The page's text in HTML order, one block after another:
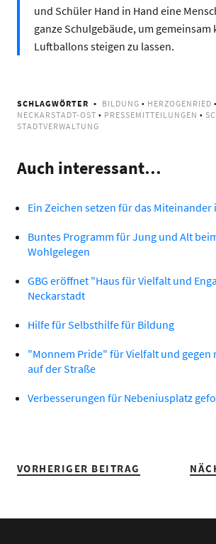
und Schüler Hand in Hand eine
ganze Schulgebäude, um
Luftballons steigen zu lassen.
SCHLAGWÖRTER BILDUNG • HERZOGENRIED •
NECKARSTADT-OST • PRESSEMITTEILUNGEN •
STADTVERWALTUNG
Auch interessant…
Ein Zeichen setzen für das Miteinander
Buntes Programm für Jung und Alt
Wohlgelegen
GBG eröffnet "Haus für Vielfalt und
Neckarstadt
Hilfe für Selbsthilfe für Bildung
"Monnem Pride" für Vielfalt und gegen
auf der Straße
Verbesserungen für Nebeniusplatz
VORHERIGER BEITRAG